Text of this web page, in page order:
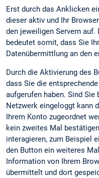
Erst durch das Anklicken
dieser aktiv und Ihr
den jeweiligen Servern
bedeutet somit, dass Sie
Datenübermittlung an den
Durch die Aktivierung des
dass Sie die
aufgerufen haben. Sind
Netzwerk eingeloggt kann
Ihrem Konto zugeordnet
kein zweites Mal
interagieren, zum Beispiel
den Button ein weiteres
Information von Ihrem
übermittelt und dort